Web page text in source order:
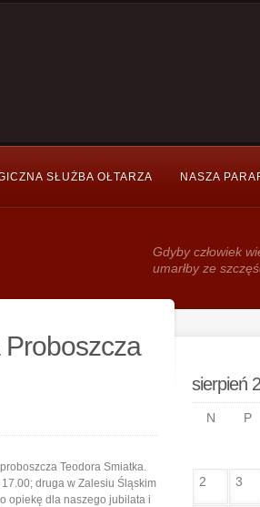
SŁUŻBA OŁTARZA NASZA
Gdy­by człowiek
umarłby ze
Teodora Smiatka.
druga w Zalesiu Śląskim
opiekę dla naszego jubilata i
sierpień
N P
2 3